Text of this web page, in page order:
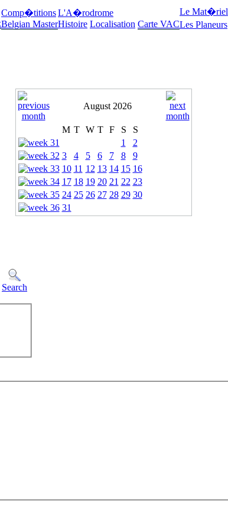
Comp�titions
Belgian Master
L'A�rodrome
Histoire Localisation Carte VAC
Le Mat�riel
Les Planeurs
August 2026
M T W T F S
S
1
2
3
4 5 6 7 8
9
10 11 12 13 14 15 16
17 18 19 20 21 22 23
24 25 26 27 28 29 30
31
Search